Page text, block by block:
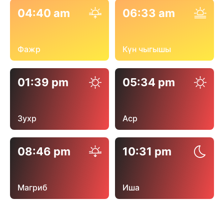
04:40 am
Фажр
06:33 am
Күн чыгышы
01:39 pm
Зухр
05:34 pm
Аср
08:46 pm
Магриб
10:31 pm
Иша